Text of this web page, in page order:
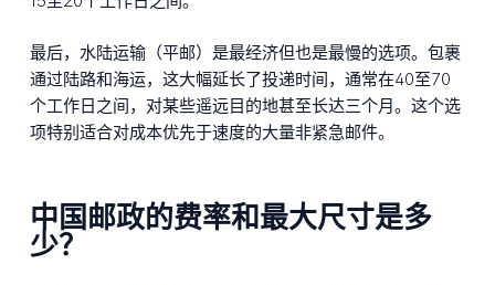
最后，水陆运输（平邮）是最经济但也是最慢的选项。包裹
通过陆路和海运，这大幅延长了投递时间，通常在40至70
个工作日之间，对某些遥远目的地甚至长达三个月。这个选
项特别适合对成本优先于速度的大量非紧急邮件。
中国邮政的费率和最大尺寸是多
少？